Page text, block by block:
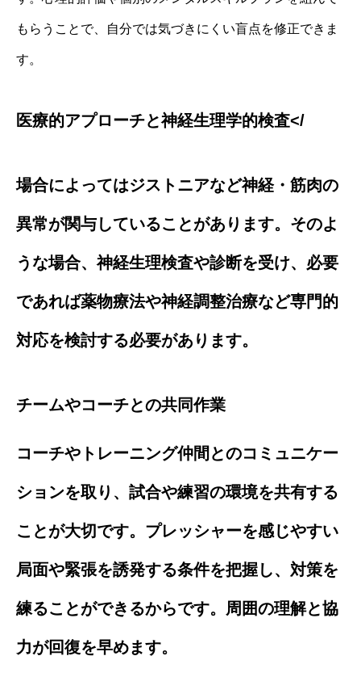
もらうことで、自分では気づきにくい盲点を修正できま
す。
医療的アプローチと神経生理学的検査</
場合によってはジストニアなど神経・筋肉の
異常が関与していることがあります。そのよ
うな場合、神経生理検査や診断を受け、必要
であれば薬物療法や神経調整治療など専門的
対応を検討する必要があります。
チームやコーチとの共同作業
コーチやトレーニング仲間とのコミュニケー
ションを取り、試合や練習の環境を共有する
ことが大切です。プレッシャーを感じやすい
局面や緊張を誘発する条件を把握し、対策を
練ることができるからです。周囲の理解と協
力が回復を早めます。